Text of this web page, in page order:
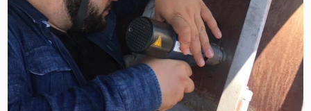
TESTES NÃO DESTRUTIVOS
TRANSPORTE DE REJEITOS RADIOATIVOS